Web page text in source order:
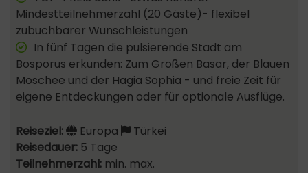
Mindestteilnehmerzahl (20 Gäste)- flexibel
zubuchbarer Wunschleistungen
In fünf Tagen die pulsierende Stadt am
Bosporus erkunden: Zum Großen Basar, der Blauen
Moschee und der Hagia Sophia - und freie Zeit für
eigene Entdeckungen oder für optionale Ausflüge.
Reiseziel: Europa
Türkei
Reisedauer: 5 Tage
Teilnehmerzahl: min. max.